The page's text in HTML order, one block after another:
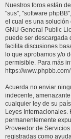
Nuestros foros están
"sus", "software
el cual es una solución
GNU General Public
puede ser descargada
facilita discusiones
lo que aprobamos y/o
permisible. Para más
https://www.phpbb.com/
Acuerda no enviar
indecente,
cualquier ley de su
Leyes Internacionales.
permanentemente
Proveedor de
registradas como